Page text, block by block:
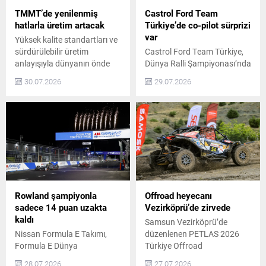
Fiesta Rally3 ile Yarışacak
Kerem Kazaz, sezonun en...
Bölgesel Liderlik Atamaları
Tianshu Xin, Stellantis’in...
TMMT’de yenilenmiş
hatlarla üretim artacak
Yüksek kalite standartları ve
sürdürülebilir üretim
anlayışıyla dünyanın önde
gelen otomobil üretim
üslerinden biri olan Toyota
(TMMT), 3-17 Ağustos
tarihleri arasında planlı
bakım ve revizyon
çalışmaları nedeniyle üretime
geçici olarak ara veriyor.
Planlı Bakım ve Revizyon
Çalışmaları Toyota’nın
Avrupa’daki en büyük üretim
tesislerinden biri olan TMMT,
Sakarya’daki...
30.07.2026
Castrol Ford Team
Türkiye’de co-pilot sürprizi
var
Castrol Ford Team Türkiye,
Dünya Ralli Şampiyonası’nda
(WRC) ülkemizi başarıyla
temsil ediyor. Takım, Junior
yarışlardan biri olan
Finlandiya Rallisi’nde Ali
Türkkan – Bilge Ayan
ikilisiyle zirveyi hedefliyor.
Son iki sezonda Junior WRC
sınıfında ülkemize üst üste
dünya üçüncülükleri
kazandıran Castrol Ford
Team Türkiye, bu sezon da...
29.07.2026
Rowland şampiyonla
sadece 14 puan uzakta
kaldı
Nissan Formula E Takımı,
Formula E Dünya
Şampiyonası’nın Tokyo E-
28.07.2026
Offroad heyecanı
Vezirköprü’de zirvede
Samsun Vezirköprü’de
düzenlenen PETLAS 2026
Türkiye Offroad
Şampiyonası 4. yarışı, SSV
27.07.2026